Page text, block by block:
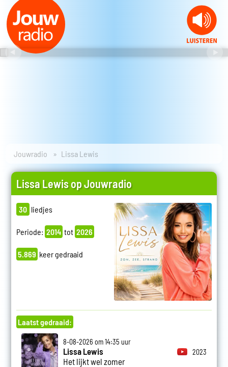
Jouwradio Lissa Lewis
Lissa Lewis op Jouwradio
30 liedjes
Periode: 2014 tot 2026
5.869 keer gedraaid
Laatst gedraaid:
8-08-2026 om 14:35 uur
Lissa Lewis
Het lijkt wel zomer
2023